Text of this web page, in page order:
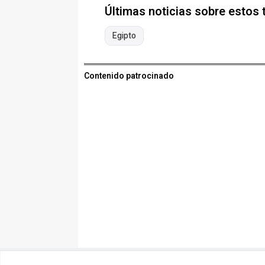
Últimas noticias sobre estos
Egipto
Contenido patrocinado